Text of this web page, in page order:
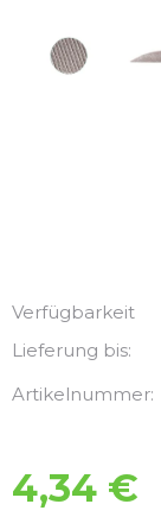
Verfügbarkeit
Lieferung bis:
Artikelnummer:
4,34 €